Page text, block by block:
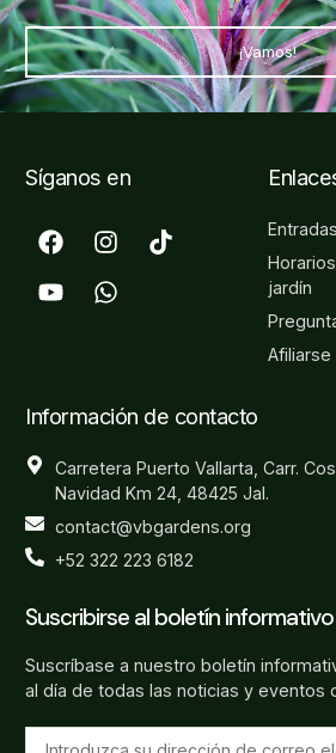
¡Vamos!
Síganos en
jardín
Afiliarse
Información de contacto
Carretera Puerto Vallarta, Carr.
Navidad Km 24, 48425 Jal.
contact@vbgardens.org
+52 322 223 6182
Suscribirse al boletín informativo
Suscríbase a nuestro boletín
al día de todas las noticias y eventos